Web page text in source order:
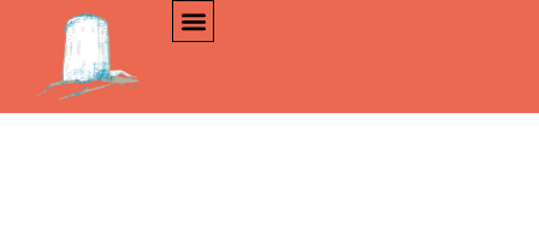
Archäologie